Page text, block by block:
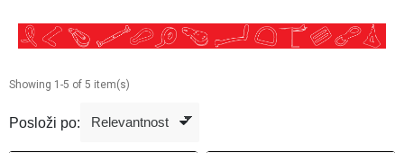
Showing 1-5 of 5 item(s)
Posloži po: